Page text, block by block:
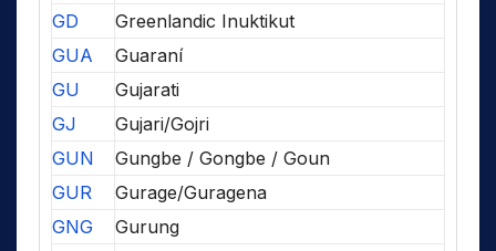
GD
Greenlandic Inuktikut
GUA
Guaraní
GU
Gujarati
GJ
Gujari/Gojri
GUN
Gungbe / Gongbe / Goun
GUR
Gurage/Guragena
GNG
Gurung